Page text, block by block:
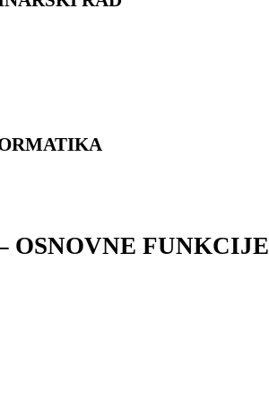
OSNOVNE FUNKCIJE